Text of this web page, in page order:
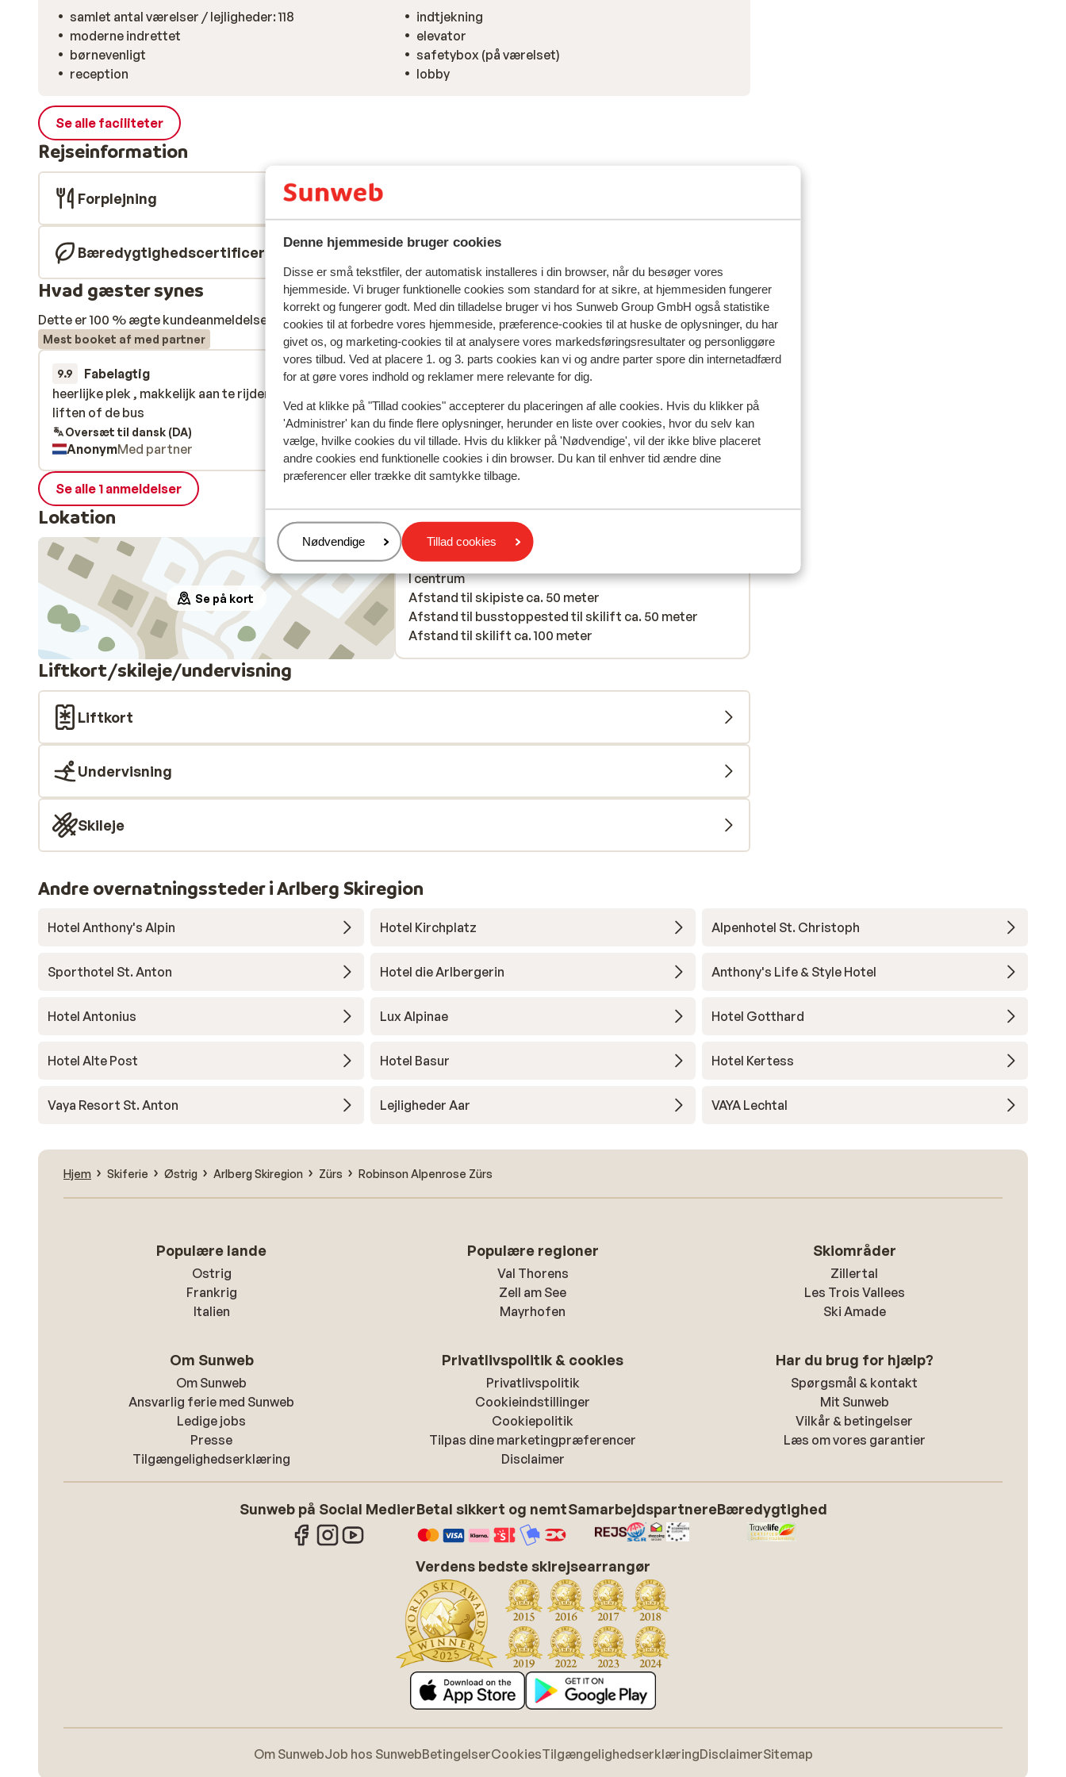
Denne hjemmeside bruger cookies
Disse er små tekstfiler, der automatisk installeres i din browser, når du besøger vores
hjemmeside. Vi bruger funktionelle cookies som standard for at sikre, at hjemmesiden fungerer
korrekt og fungerer godt. Med din tilladelse bruger vi hos Sunweb Group GmbH også statistike
cookies til at forbedre vores hjemmeside, præference-cookies til at huske de oplysninger, du har
givet os, og marketing-cookies til at analysere vores markedsføringsresultater og personliggøre
vores tilbud. Ved at placere 1. og 3. parts cookies kan vi og andre parter spore din internetadfærd
for at gøre vores indhold og reklamer mere relevante for dig.
Ved at klikke på "Tillad cookies" accepterer du placeringen af alle cookies. Hvis du klikker på
'Administrer' kan du finde flere oplysninger, herunder en liste over cookies, hvor du selv kan
vælge, hvilke cookies du vil tillade. Hvis du klikker på 'Nødvendige', vil der ikke blive placeret
andre cookies end funktionelle cookies i din browser. Du kan til enhver tid ændre dine
præferencer eller trække dit samtykke tilbage.
Administrer
Nødvendige Tillad cookies
samlet antal værelser / lejligheder: 118
moderne indrettet
børnevenligt
reception
indtjekning
elevator
safetybox (på værelset)
lobby
Se alle faciliteter
Rejseinformation
Forplejning
Bæredygtighedscertificeret
Hvad gæster synes
Dette er 100 % ægte kundeanmeldelser, der ærligt afspejler deres oplevelser med vores produkt. Mere om anmeldelser
Mest booket af med partner
9.9 Fabelagtig
1. feb. 2026
heerlijke plek , makkelijk aan te rijden en heel dichtbij de
liften of de bus
heerlijke plek , makkelijk aan te rijden en heel dichtbij de
liften of de bus
Oversæt til dansk (DA)
AnonymMed partner
Se alle 1 anmeldelser
Lokation
Se på kort
I området
I centrum
Afstand til skipiste ca. 50 meter
Afstand til busstoppested til skilift ca. 50 meter
Afstand til skilift ca. 100 meter
Liftkort/skileje/undervisning
Liftkort
Undervisning
Skileje
Andre overnatningssteder i Arlberg Skiregion
Hotel Anthony's Alpin Hotel Kirchplatz Alpenhotel St. Christoph
Sporthotel St. Anton Hotel die Arlbergerin Anthony's Life & Style Hotel
Hotel Antonius Lux Alpinae Hotel Gotthard
Hotel Alte Post Hotel Basur Hotel Kertess
Vaya Resort St. Anton Lejligheder Aar VAYA Lechtal
Hjem Skiferie Østrig Arlberg Skiregion Zürs Robinson Alpenrose Zürs
Populære lande
Ostrig
Frankrig
Italien
Populære regioner
Val Thorens
Zell am See
Mayrhofen
Skiområder
Zillertal
Les Trois Vallees
Ski Amade
Om Sunweb
Om Sunweb
Ansvarlig ferie med Sunweb
Ledige jobs
Presse
Tilgængelighedserklæring
Privatlivspolitik & cookies
Privatlivspolitik
Cookieindstillinger
Cookiepolitik
Tilpas dine marketingpræferencer
Disclaimer
Har du brug for hjælp?
Spørgsmål & kontakt
Mit Sunweb
Vilkår & betingelser
Læs om vores garantier
Sunweb på Social MedierBetal sikkert og nemtSamarbejdspartnereBæredygtighed
Verdens bedste skirejsearrangør
Om SunwebJob hos SunwebBetingelserCookiesTilgængelighedserklæringDisclaimerSitemap